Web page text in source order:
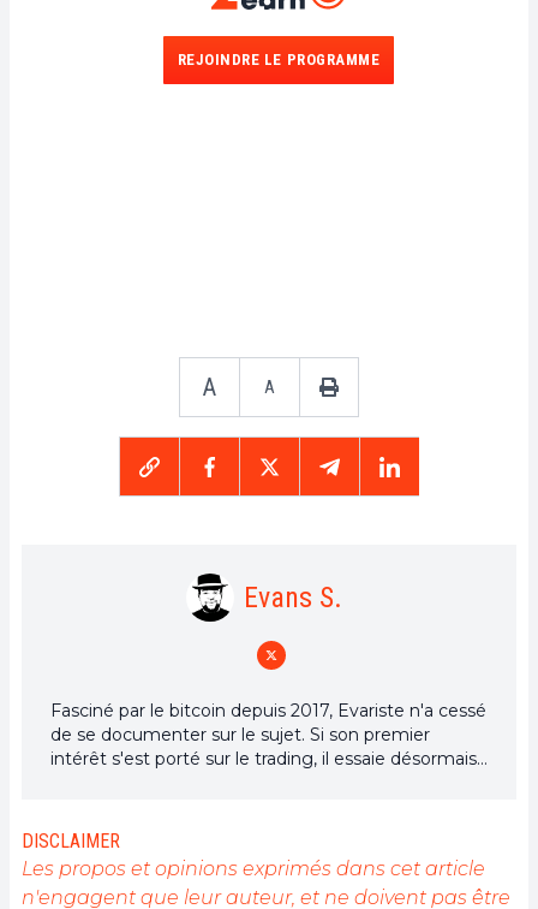
REJOINDRE LE PROGRAMME
A A
Evans S.
Fasciné par le bitcoin depuis 2017, Evariste n'a cessé
de se documenter sur le sujet. Si son premier
intérêt s'est porté sur le trading, il essaie désormais
rédacteur, il aspire à fournir en permanence un
travail de haute qualité qui reflète l'état du secteur
dans son ensemble.
DISCLAIMER
Les propos et opinions exprimés dans cet article
n'engagent que leur auteur, et ne doivent pas être